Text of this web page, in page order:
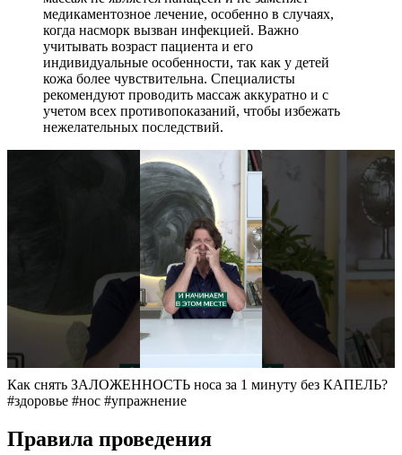
медикаментозное лечение, особенно в случаях,
когда насморк вызван инфекцией. Важно
учитывать возраст пациента и его
индивидуальные особенности, так как у детей
кожа более чувствительна. Специалисты
рекомендуют проводить массаж аккуратно и с
учетом всех противопоказаний, чтобы избежать
нежелательных последствий.
Как снять ЗАЛОЖЕННОСТЬ носа за 1 минуту без КАПЕЛЬ?
#здоровье #нос #упражнение
Правила проведения